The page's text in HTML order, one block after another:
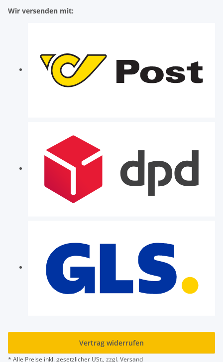
Wir versenden mit:
Vertrag widerrufen
* Alle Preise inkl. gesetzlicher USt., zzgl.Versand